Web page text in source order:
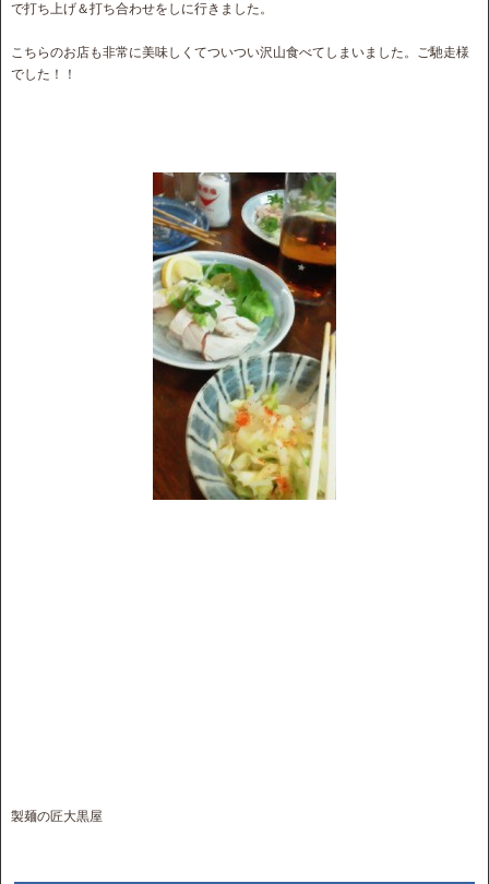
で打ち上げ＆打ち合わせをしに行きました。
こちらのお店も非常に美味しくてついつい沢山食べてしまいました。ご馳走様
でした！！
製麺の匠大黒屋